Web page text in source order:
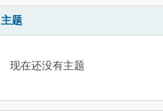
主题
现在还没有主题